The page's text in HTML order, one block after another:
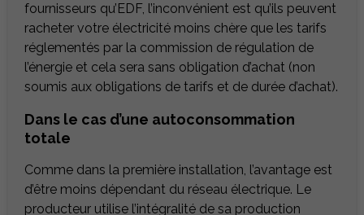
fournisseurs qu’EDF, l’inconvénient est qu’ils peuvent
racheter votre électricité moins chère que les tarifs
réglementés par la commission de régulation de
l’énergie et cela sera sans obligation d’achat (non
soumis aux obligations de tarifs et de durée d’achat).
Dans le cas d’une autoconsommation
totale
Comme dans la première installation, l’avantage est
d’être moins dépendant du réseau électrique. Le
producteur utilise l’intégralité de sa production